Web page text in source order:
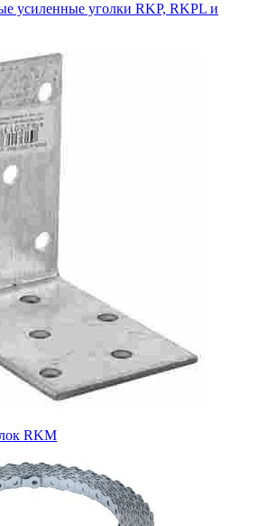
усиленные уголки RKP, RKPL и
RKM